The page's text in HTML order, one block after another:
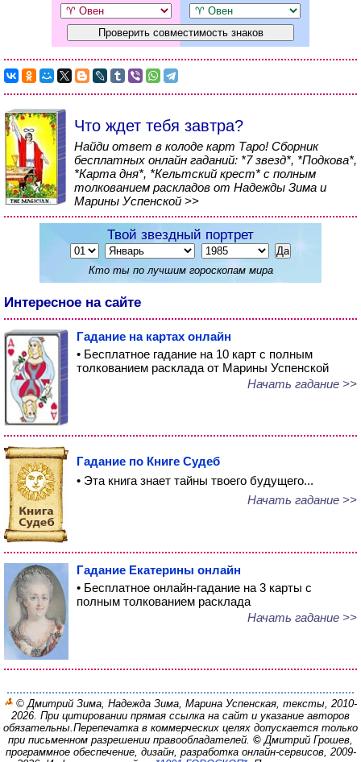
Что ждет тебя завтра?
Найди ответ в колоде карт Таро! Сборник
бесплатных онлайн гаданий: *7 звезд*, *Подкова*,
*Карта дня*, *Кельтский крест* с полным
толкованием раскладов от Надежды Зима и
Марины Успенской >>
Твой звездный портрет
Кто ты по лучшим гороскопам мира
Интересное на сайте
Гадание на картах онлайн
• Бесплатное гадание на 10 карт с полным
толкованием расклада от Марины Успенской
Начать гадание >>
Гадание по Книге Судеб
• Эта книга знает тайны твоего будущего...
Начать гадание >>
Гадание Екатерины онлайн
• Бесплатное онлайн-гадание на 3 карты с
полным толкованием расклада
Начать гадание >>
© Дмитрий Зима, Надежда Зима, Марина Успенская, тексты, 2010-
2026. При цитировании прямая ссылка на сайт и указание авторов
обязательны.Перепечатка в коммерческих целях допускается только
при письменном разрешении правообладателей. © Дмитрий Грошев,
программное обеспечение, дизайн, разработка онлайн-сервисов, 2009-